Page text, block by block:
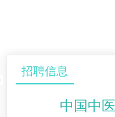
招聘信息
中国中